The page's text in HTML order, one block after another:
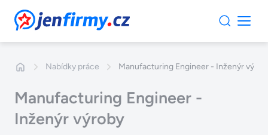
JenFirmy.cz
Nabídky práce Manufacturing Engineer - Inženýr
Manufacturing Engineer -
Inženýr výroby